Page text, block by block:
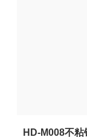
HD-M008不